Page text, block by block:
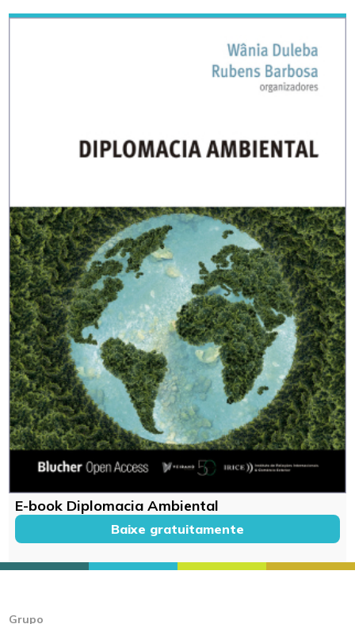
E-book Diplomacia Ambiental
Baixe gratuitamente
Grupo